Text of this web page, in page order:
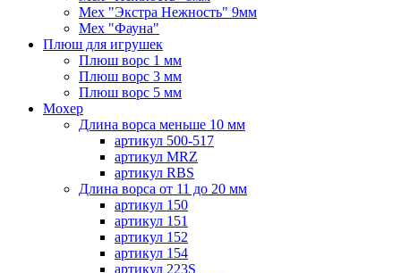
Мех "Экстра Нежность" 9мм
Мех "Фауна"
Плюш для игрушек
Плюш ворс 1 мм
Плюш ворс 3 мм
Плюш ворс 5 мм
Мохер
Длина ворса меньше 10 мм
артикул 500-517
артикул MRZ
артикул RBS
Длина ворса от 11 до 20 мм
артикул 150
артикул 151
артикул 152
артикул 154
артикул 223S